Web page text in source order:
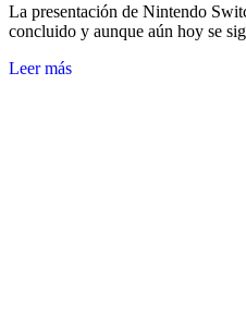
La presentación de Nintendo
concluido y aunque aún hoy se
Leer más